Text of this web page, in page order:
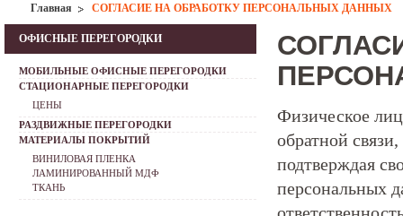
Главная СОГЛАСИЕ НА ОБРАБОТКУ ПЕРСОНАЛЬНЫХ ДАННЫХ
Физическое
обратной
подтверждая
персональных
ОФИСНЫЕ ПЕРЕГОРОДКИ
МОБИЛЬНЫЕ ОФИСНЫЕ ПЕРЕГОРОДКИ
СТАЦИОНАРНЫЕ ПЕРЕГОРОДКИ
ЦЕНЫ
РАЗДВИЖНЫЕ ПЕРЕГОРОДКИ
МАТЕРИАЛЫ ПОКРЫТИЙ
ВИНИЛОВАЯ ПЛЕНКА
ЛАМИНИРОВАННЫЙ МДФ
ТКАНЬ